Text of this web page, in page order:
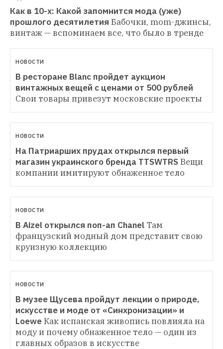
Как в 10-х: Какой запомнится мода (уже)
прошлого десятилетия Бабочки, mom-джинсы,
винтаж — вспоминаем все, что было в тренде
НОВОСТИ
В ресторане Blanc пройдет аукцион
винтажных вещей с ценами от 500 рублей
Свои товары привезут московские проекты
НОВОСТИ
На Патриарших прудах открылся первый
магазин украинского бренда TTSWTRSВещи
компании имитируют обнаженное тело
НОВОСТИ
В Aizel открылся поп-ап Chanel Там
французский модный дом представит свою
круизную коллекцию
НОВОСТИ
В музее Щусева пройдут лекции о природе,
искусстве и моде от «Синхронизации» и
LoeweКак испанская живопись повлияла на
моду и почему обнаженное тело — один из
главных образов в искусстве